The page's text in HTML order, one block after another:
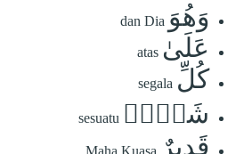
وَهُوَ dan Dia
عَلَىٰ atas
كُلِّ segala
شَيۡءٖ sesuatu
قَدِيرٌ Maha Kuasa